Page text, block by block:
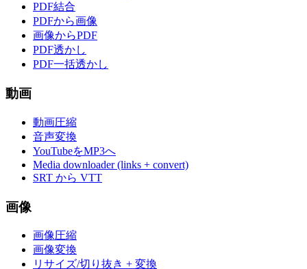
PDF結合
PDFから画像
画像からPDF
PDF透かし
PDF一括透かし
動画
動画圧縮
音声変換
YouTubeをMP3へ
Media downloader (links + convert)
SRT から VTT
画像
画像圧縮
画像変換
リサイズ/切り抜き + 変換